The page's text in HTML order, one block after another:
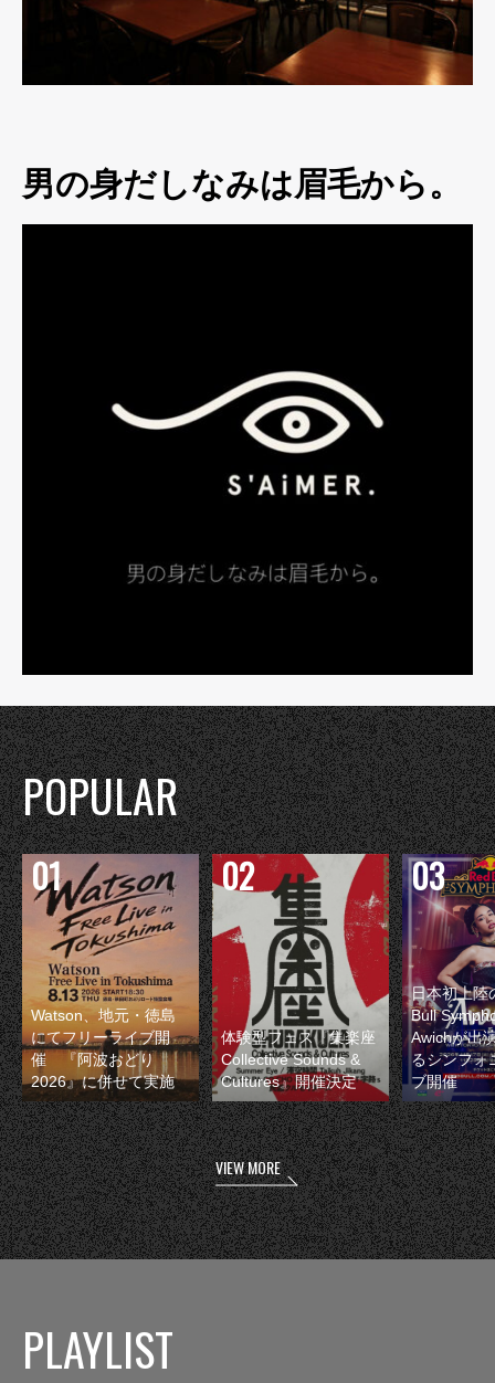
男の身だしなみは眉毛から。
POPULAR
Watson、地元・徳島
にてフリーライブ開
催 『阿波おどり
2026』に併せて実施
体験型フェス『集楽座
Collective Sounds &
Cultures』開催決定
日本初上陸
Bull
Awichが出
るシンフォ
ブ開催
VIEW MORE
PLAYLIST